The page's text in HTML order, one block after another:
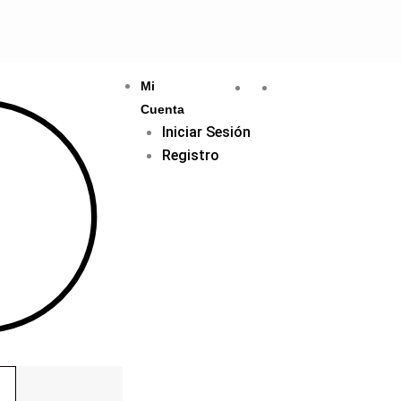
Mi
Cuenta
Iniciar Sesión
Registro